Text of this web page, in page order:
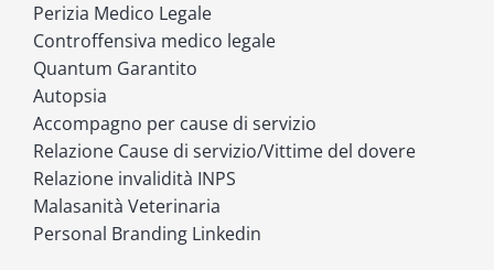
Perizia Medico Legale
Controffensiva medico legale
Quantum Garantito
Autopsia
Accompagno per cause di servizio
Relazione Cause di servizio/Vittime del dovere
Relazione invalidità INPS
Malasanità Veterinaria
Personal Branding Linkedin